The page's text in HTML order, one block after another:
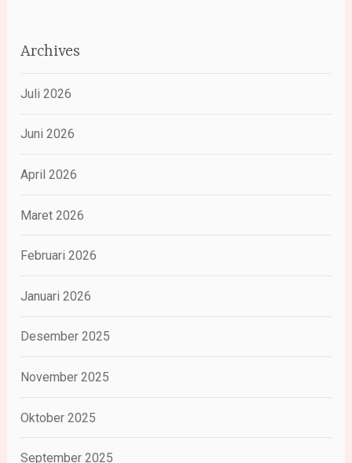
Archives
Juli 2026
Juni 2026
April 2026
Maret 2026
Februari 2026
Januari 2026
Desember 2025
November 2025
Oktober 2025
September 2025